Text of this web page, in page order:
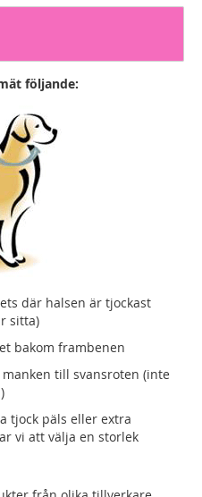
följande:
där halsen är tjockast
sitta)
bakom frambenen
till svansroten (inte
tjock päls eller extra
vi att välja en storlek